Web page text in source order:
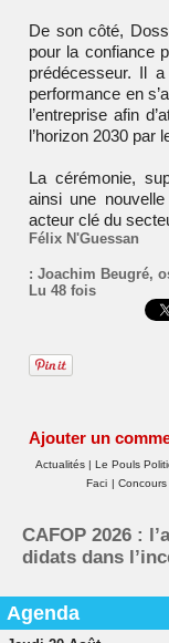
De son côté,
pour la confiance
prédécesseur. Il
performance en
l’entreprise afin
l’horizon 2030 par
La cérémonie,
ainsi une
acteur clé du
Félix N'Guessan
: Joachim Beugré,
Lu 48 fois
Ajouter un
Actualités | Le Pouls
Faci |
CAFOP 2026 :
didats dans
Agenda